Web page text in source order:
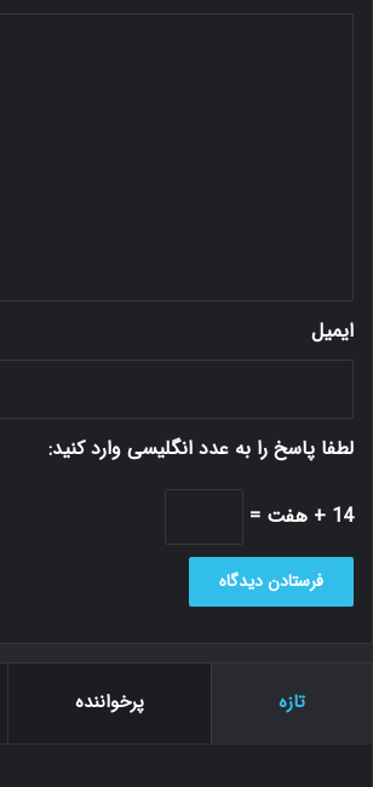
ایمیل
لطفا پاسخ را به عدد انگلیسی وارد کنید:
14 + هفت =
تازه پرخواننده